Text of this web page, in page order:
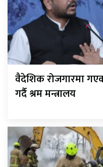
वैदेशिक रोजगारमा
गर्दै श्रम मन्त्रालय